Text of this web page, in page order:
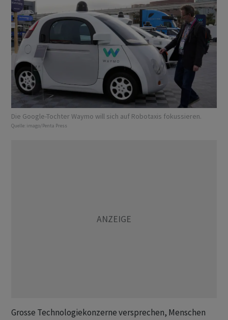
Die Google-Tochter Waymo will sich auf Robotaxis fokussieren.
Quelle: imago/Penta Press
Grosse Technologiekonzerne versprechen, Menschen